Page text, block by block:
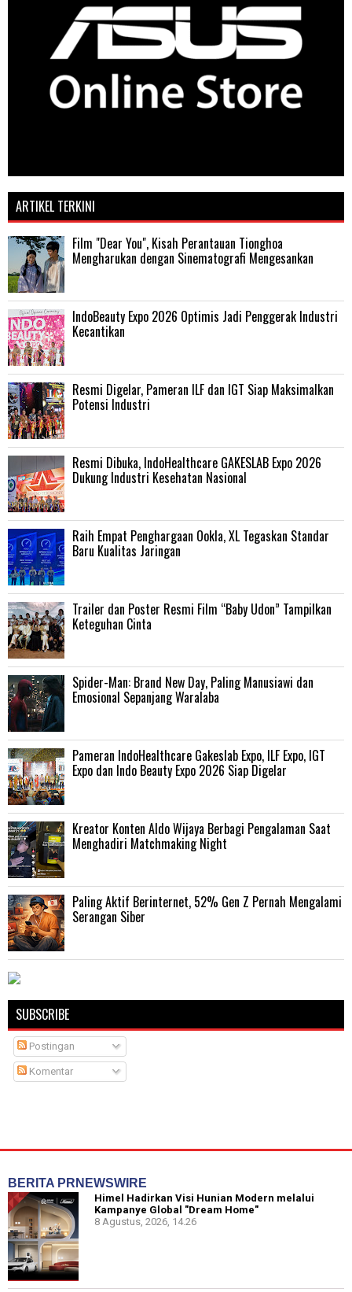
ARTIKEL TERKINI
Film "Dear You", Kisah Perantauan Tionghoa
Mengharukan dengan Sinematografi Mengesankan
IndoBeauty Expo 2026 Optimis Jadi Penggerak Industri
Kecantikan
Resmi Digelar, Pameran ILF dan IGT Siap Maksimalkan
Potensi Industri
Resmi Dibuka, IndoHealthcare GAKESLAB Expo 2026
Dukung Industri Kesehatan Nasional
Raih Empat Penghargaan Ookla, XL Tegaskan Standar
Baru Kualitas Jaringan
Trailer dan Poster Resmi Film “Baby Udon” Tampilkan
Keteguhan Cinta
‎Spider-Man: Brand New Day, Paling Manusiawi dan
Emosional Sepanjang Waralaba
Pameran IndoHealthcare Gakeslab Expo, ILF Expo, IGT
Expo dan Indo Beauty Expo 2026 Siap Digelar
Kreator Konten Aldo Wijaya Berbagi Pengalaman Saat
Menghadiri Matchmaking Night
Paling Aktif Berinternet, 52% Gen Z Pernah Mengalami
Serangan Siber
SUBSCRIBE
Postingan
Komentar
BERITA PRNEWSWIRE
Himel Hadirkan Visi Hunian Modern melalui
Kampanye Global "Dream Home"
8 Agustus, 2026, 14.26